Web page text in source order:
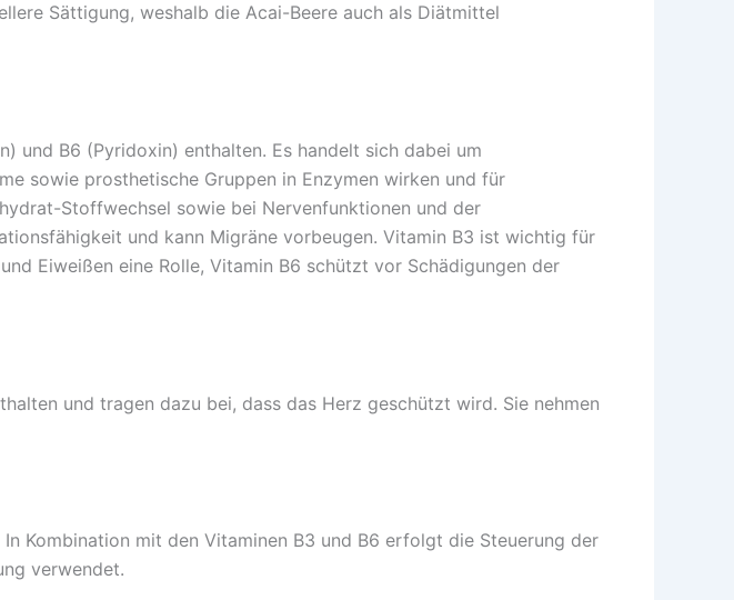
Sättigung, weshalb die Acai-Beere auch als Diätmittel
und B6 (Pyridoxin) enthalten. Es handelt sich dabei um
sowie prosthetische Gruppen in Enzymen wirken und für
Stoffwechsel sowie bei Nervenfunktionen und der
und kann Migräne vorbeugen. Vitamin B3 ist wichtig für
Eiweißen eine Rolle, Vitamin B6 schützt vor Schädigungen der
und tragen dazu bei, dass das Herz geschützt wird. Sie nehmen
Kombination mit den Vitaminen B3 und B6 erfolgt die Steuerung der
verwendet.